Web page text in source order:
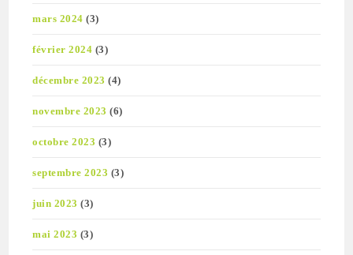
mars 2024 (3)
février 2024 (3)
décembre 2023 (4)
novembre 2023 (6)
octobre 2023 (3)
septembre 2023 (3)
juin 2023 (3)
mai 2023 (3)